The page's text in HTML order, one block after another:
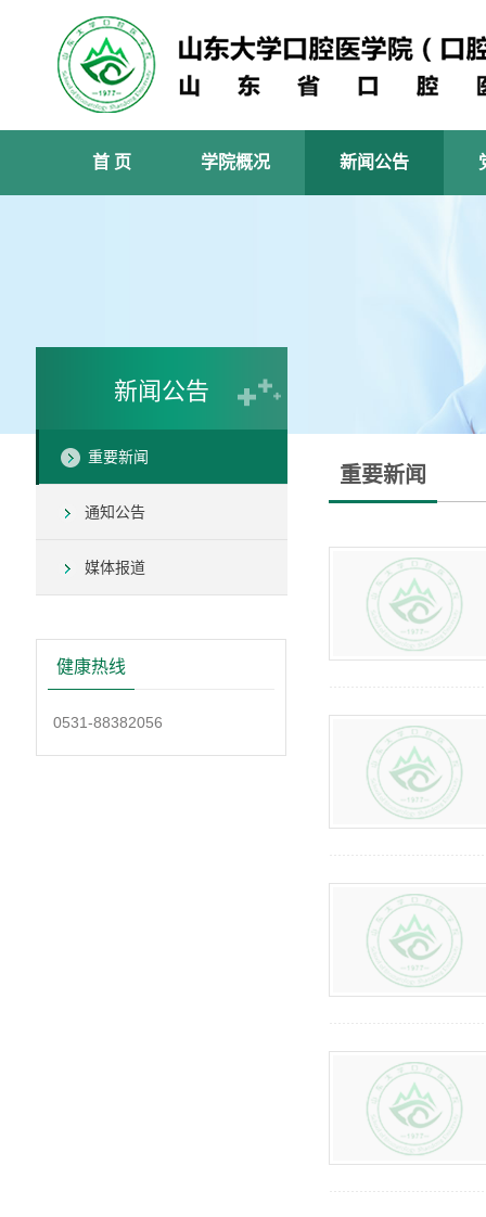
首 页 学院概况 新闻公告
新闻公告
重要新闻
通知公告
媒体报道
健康热线
0531-88382056
重要新闻